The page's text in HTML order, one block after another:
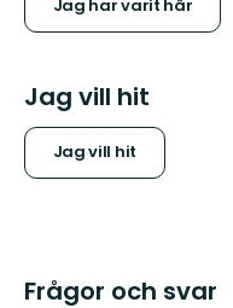
Jag har varit här
Jag vill hit
Jag vill hit
Frågor och svar